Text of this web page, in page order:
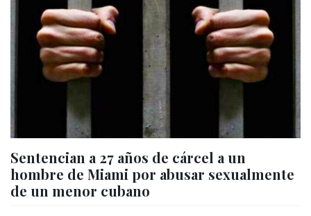
Sentencian a 27 años de cárcel a un
hombre de Miami por abusar sexualmente
de un menor cubano